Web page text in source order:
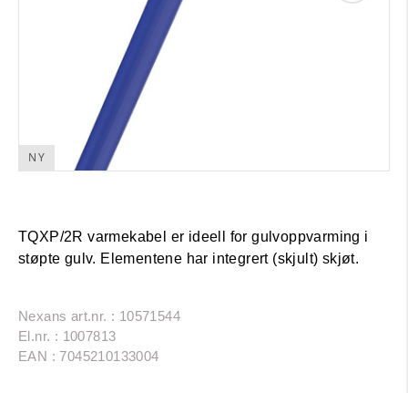
NY
TQXP/2R varmekabel er ideell for gulvoppvarming i
støpte gulv. Elementene har integrert (skjult) skjøt.
Nexans art.nr. : 10571544
El.nr. : 1007813
EAN : 7045210133004